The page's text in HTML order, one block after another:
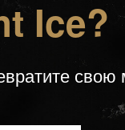
Ice?
свою